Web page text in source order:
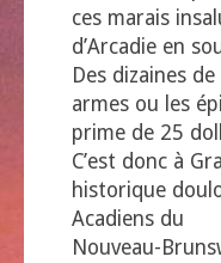
ces marais
d’Arcadie en
Des dizaines
armes ou les
prime de 25
C’est donc à
historique
Acadiens du
Nouveau-